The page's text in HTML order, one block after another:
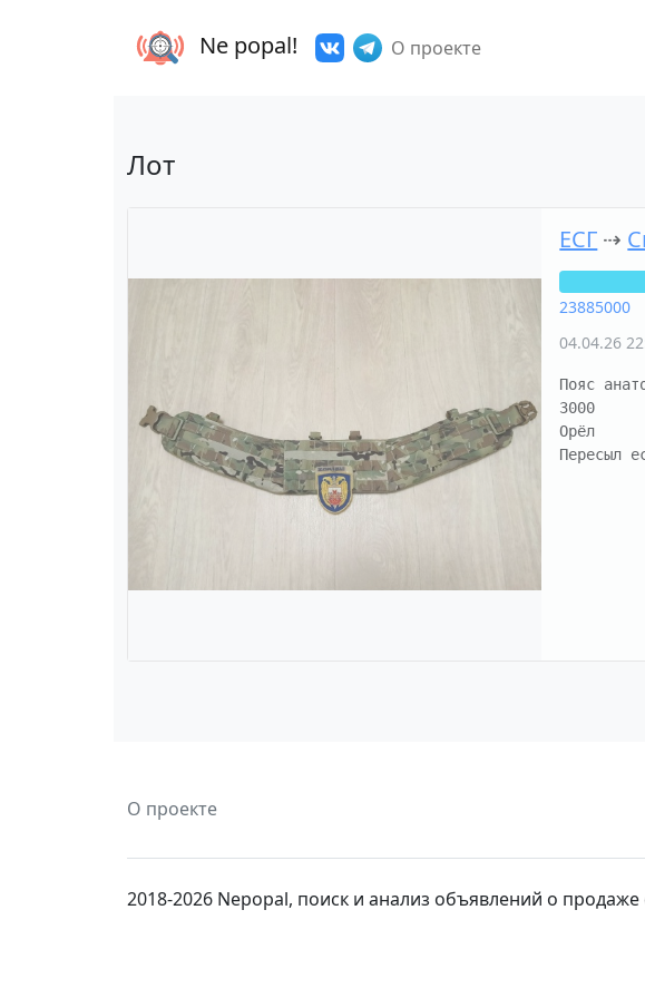
Ne popal! О проекте
Лот
ЕСГ ⇢
23885000
04.04.26
Пояс
3000
Орёл
Пересыл
О проекте
2018-2026 Nepopal, поиск и анализ объявлений о